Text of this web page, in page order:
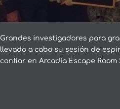
Grandes investigadores para
llevado a cabo su sesión de
confiar en Arcadia Escape Room